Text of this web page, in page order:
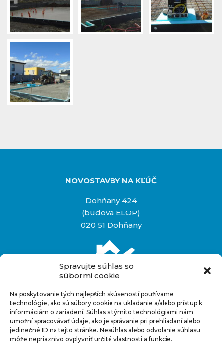
Spravujte súhlas so
súbormi cookie
Na poskytovanie tých najlepších skúseností používame
technológie, ako sú súbory cookie na ukladanie a/alebo prístup k
informáciám o zariadení. Súhlas s týmito technológiami nám
umožní spracovávať údaje, ako je správanie pri prehliadaní alebo
jedinečné ID na tejto stránke. Nesúhlas alebo odvolanie súhlasu
môže nepriaznivo ovplyvniť určité vlastnosti a funkcie.
NOVOSTAVBY NA KĽÚČ
Dohňany 424
(budova ELOP)
020 51 Dohňany
Rýchly kontakt
+421 948 927 880
info@novostavbynakluc.sk
Facebook